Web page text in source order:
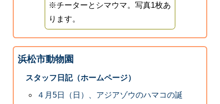
※チーターとシマウマ。写真1枚あ
ります。
浜松市動物園
スタッフ日記（ホームページ）
４月5日（日）、アジアゾウのハマコの誕